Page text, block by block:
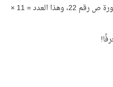
وهذه الآية نفسها ترتيبها من نهاية سورة ص رقم 22، وهذا العدد = 11 ×